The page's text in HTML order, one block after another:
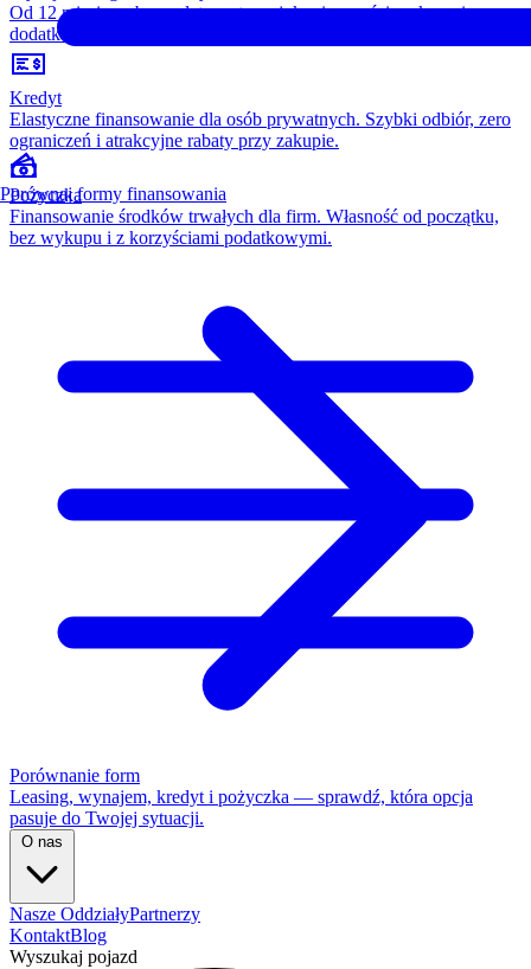
Od 12 miesięcy, bez opłaty wstępnej, konieczności wykupu i
dodatkowych kosztów. Wszystko w cenie raty.
Kredyt
Elastyczne finansowanie dla osób prywatnych. Szybki odbiór, zero
ograniczeń i atrakcyjne rabaty przy zakupie.
Pożyczka
Finansowanie środków trwałych dla firm. Własność od początku,
bez wykupu i z korzyściami podatkowymi.
Porównanie form
Leasing, wynajem, kredyt i pożyczka — sprawdź, która opcja
pasuje do Twojej sytuacji.
O nas
Nasze OddziałyPartnerzy
KontaktBlog
Wyszukaj pojazd
Porównaj formy finansowania